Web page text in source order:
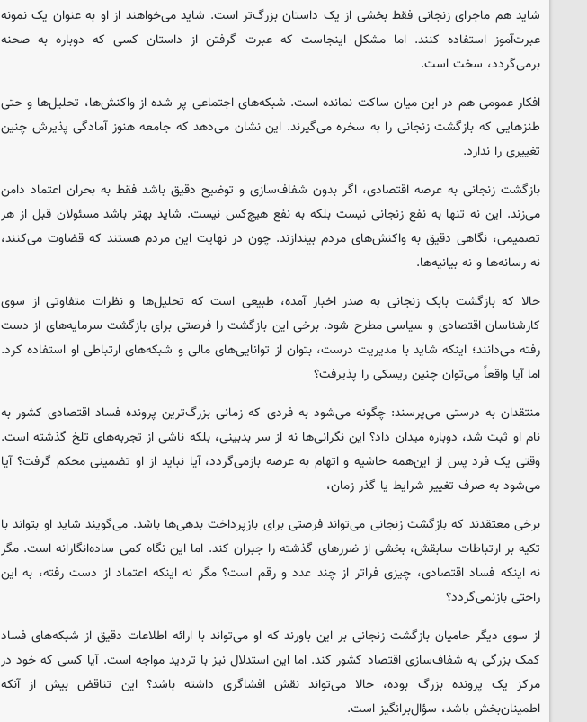
شاید هم ماجرای زنجانی فقط بخشی از یک داستان بزرگ‌تر است. شاید می‌خواهند از او به عنوان یک نمونه
عبرت‌آموز استفاده کنند. اما مشکل اینجاست که عبرت گرفتن از داستان کسی که دوباره به صحنه
برمی‌گردد، سخت است.
افکار عمومی هم در این میان ساکت نمانده است. شبکه‌های اجتماعی پر شده از واکنش‌ها، تحلیل‌ها و حتی
طنزهایی که بازگشت زنجانی را به سخره می‌گیرند. این نشان می‌دهد که جامعه هنوز آمادگی پذیرش چنین
تغییری را ندارد.
بازگشت زنجانی به عرصه اقتصادی، اگر بدون شفاف‌سازی و توضیح دقیق باشد فقط به بحران اعتماد دامن
می‌زند. این نه تنها به نفع زنجانی نیست بلکه به نفع هیچ‌کس نیست. شاید بهتر باشد مسئولان قبل از هر
تصمیمی، نگاهی دقیق به واکنش‌های مردم بیندازند. چون در نهایت این مردم هستند که قضاوت می‌کنند،
نه رسانه‌ها و نه بیانیه‌ها.
حالا که بازگشت بابک زنجانی به صدر اخبار آمده، طبیعی است که تحلیل‌ها و نظرات متفاوتی از سوی
کارشناسان اقتصادی و سیاسی مطرح شود. برخی این بازگشت را فرصتی برای بازگشت سرمایه‌های از دست
رفته می‌دانند؛ اینکه شاید با مدیریت درست، بتوان از توانایی‌های مالی و شبکه‌های ارتباطی او استفاده کرد.
اما آیا واقعاً می‌توان چنین ریسکی را پذیرفت؟
منتقدان به درستی می‌پرسند: چگونه می‌شود به فردی که زمانی بزرگ‌ترین پرونده فساد اقتصادی کشور به
نام او ثبت شد، دوباره میدان داد؟ این نگرانی‌ها نه از سر بدبینی، بلکه ناشی از تجربه‌های تلخ گذشته است.
وقتی یک فرد پس از این‌همه حاشیه و اتهام به عرصه بازمی‌گردد، آیا نباید از او تضمینی محکم گرفت؟ آیا
می‌شود به صرف تغییر شرایط یا گذر زمان،
برخی معتقدند که بازگشت زنجانی می‌تواند فرصتی برای بازپرداخت بدهی‌ها باشد. می‌گویند شاید او بتواند با
تکیه بر ارتباطات سابقش، بخشی از ضررهای گذشته را جبران کند. اما این نگاه کمی ساده‌انگارانه است. مگر
نه اینکه فساد اقتصادی، چیزی فراتر از چند عدد و رقم است؟ مگر نه اینکه اعتماد از دست رفته، به این
راحتی بازنمی‌گردد؟
از سوی دیگر حامیان بازگشت زنجانی بر این باورند که او می‌تواند با ارائه اطلاعات دقیق از شبکه‌های فساد
کمک بزرگی به شفاف‌سازی اقتصاد کشور کند. اما این استدلال نیز با تردید مواجه است. آیا کسی که خود در
مرکز یک پرونده بزرگ بوده، حالا می‌تواند نقش افشاگری داشته باشد؟ این تناقض بیش از آنکه
اطمینان‌بخش باشد، سؤال‌برانگیز است.